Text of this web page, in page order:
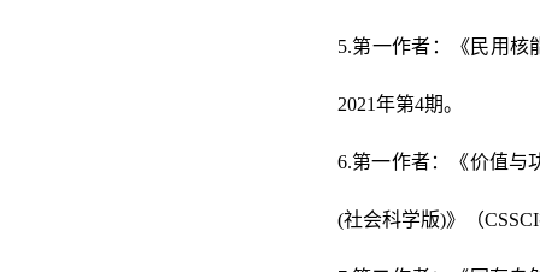
5.第一作者：《民用核
2021年第4期。
6.第一作者：《价值与
(社会科学版)》（